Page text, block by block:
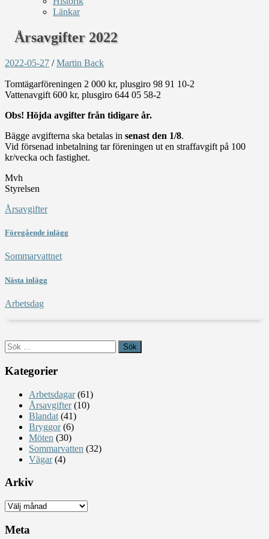
Länkar
Årsavgifter 2022
2022-05-27 /Martin Back
Tomtägarföreningen 2 000 kr, plusgiro 98 91 10-2
Vattenavgift 600 kr, plusgiro 644 05 58-2
Obs! Höjda avgifter från tidigare år.
Bägge avgifterna ska betalas in senast den 1/8.
Vid försenad inbetalning tar föreningen ut en straffavgift på 100
kr/vecka och fastighet.
Mvh
Styrelsen
Årsavgifter
Föregående inlägg
Sommarvattnet
Nästa inlägg
Arbetsdag
Sök
efter:
Kategorier
Arbetsdagar(61)
Årsavgifter(10)
Blandat (41)
Bryggor(6)
Möten (30)
Sommarvatten (32)
Vägar(4)
Arkiv
Arkiv
Meta